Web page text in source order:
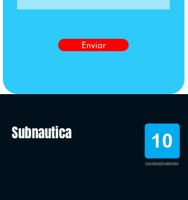
Enviar
Subnautica
CLASSIFICAÇÃO INDICATIVA